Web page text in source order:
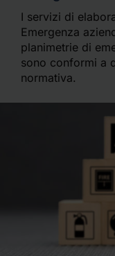
I servizi di
Emergenza
planimetrie di
sono conformi a
normativa.